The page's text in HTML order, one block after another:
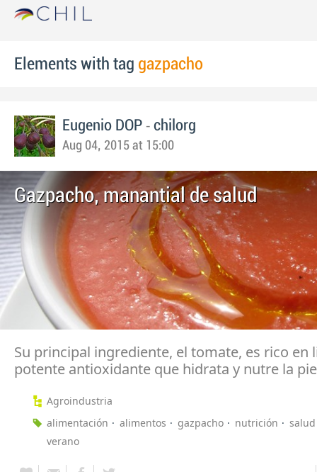
Elements with tag gazpacho
Eugenio DOP - chilorg
Aug 04, 2015 at 15:00
Gazpacho, manantial de salud
Su principal ingrediente, el tomate, es rico en
potente antioxidante que hidrata y nutre la
Agroindustria
alimentación
alimentos gazpacho nutrición
salud
verano